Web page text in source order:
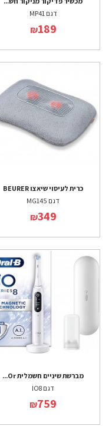
דגם MP41
₪189
כרית לעיסוי שיאצו BEURER
דגם MG145
₪349
מברשת שיניים חשמלית Or...
דגם IO8
₪759